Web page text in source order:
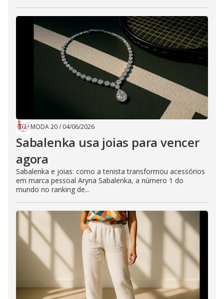
MODA 20/ 04/06/2026
Sabalenka usa joias para vencer
agora
Sabalenka e joias: como a tenista transformou acessórios
em marca pessoal Aryna Sabalenka, a número 1 do
mundo no ranking de...